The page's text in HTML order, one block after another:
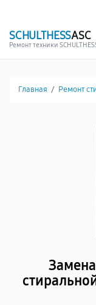
SCHULTHESSASC
Ремонт техники
Главная / Ремонт